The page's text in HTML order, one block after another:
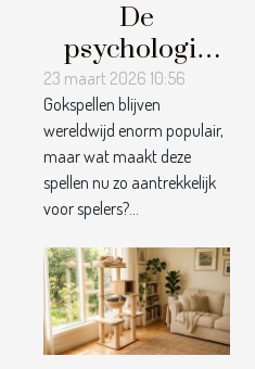
De
psychologie
achter
gokspellen:
wat trekt
spelers aan?
23 maart 2026 10:56
Gokspellen blijven
wereldwijd enorm populair,
maar wat maakt deze
spellen nu zo aantrekkelijk
voor spelers?...